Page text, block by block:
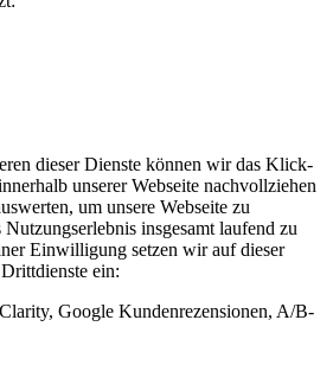
dieser Dienste können wir das Klick-
unserer Webseite nachvollziehen
um unsere Webseite zu
insgesamt laufend zu
Einwilligung setzen wir auf dieser
ein:
Google Kundenrezensionen, A/B-